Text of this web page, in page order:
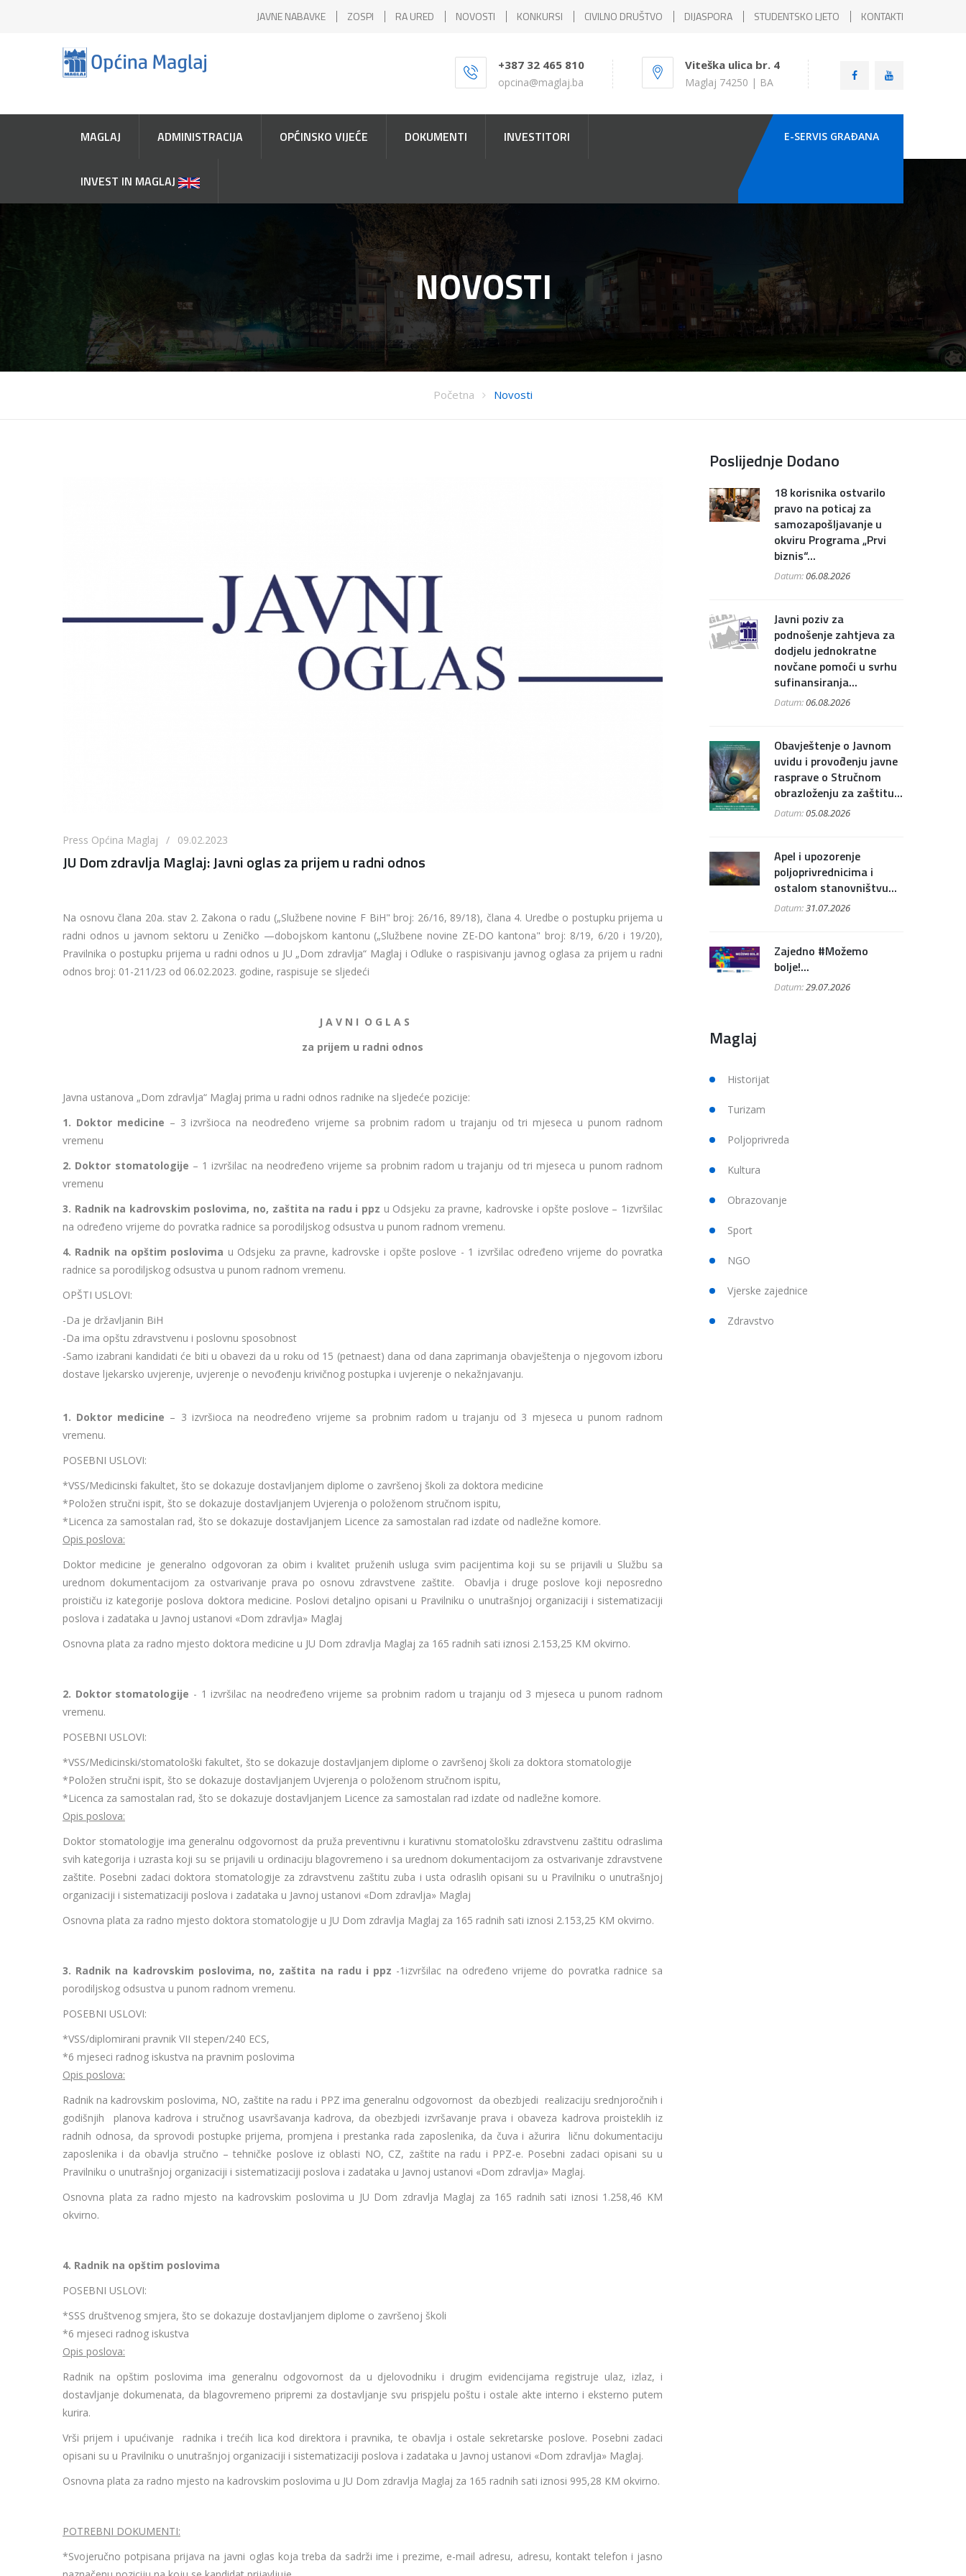
JAVNE NABAVKE ZOSPI RA URED NOVOSTI KONKURSI CIVILNO DRUŠTVO DIJASPORA STUDENTSKO LJETO KONTAKTI
+387 32 465 810
opcina@maglaj.ba
Viteška ulica br. 4
Maglaj 74250 | BA
MAGLAJ ADMINISTRACIJA OPĆINSKO VIJEĆE DOKUMENTI INVESTITORI
INVEST IN MAGLAJ
E-SERVIS GRAÐANA
NOVOSTI
Početna Novosti
Press Općina Maglaj / 09.02.2023
JU Dom zdravlja Maglaj: Javni oglas za prijem u radni odnos
Na osnovu člana 20a. stav 2. Zakona o radu („Službene novine F BiH" broj: 26/16, 89/18), člana 4. Uredbe o postupku prijema u
radni odnos u javnom sektoru u Zeničko —dobojskom kantonu („Službene novine ZE-DO kantona" broj: 8/19, 6/20 i 19/20),
Pravilnika o postupku prijema u radni odnos u JU „Dom zdravlja“ Maglaj i Odluke o raspisivanju javnog oglasa za prijem u radni
odnos broj: 01-211/23 od 06.02.2023. godine, raspisuje se sljedeći
J A V N I O G L A S
za prijem u radni odnos
Javna ustanova „Dom zdravlja“ Maglaj prima u radni odnos radnike na sljedeće pozicije:
1. Doktor medicine – 3 izvršioca na neodređeno vrijeme sa probnim radom u trajanju od tri mjeseca u punom radnom
vremenu
2. Doktor stomatologije – 1 izvršilac na neodređeno vrijeme sa probnim radom u trajanju od tri mjeseca u punom radnom
vremenu
3. Radnik na kadrovskim poslovima, no, zaštita na radu i ppz u Odsjeku za pravne, kadrovske i opšte poslove – 1izvršilac
na određeno vrijeme do povratka radnice sa porodiljskog odsustva u punom radnom vremenu.
4. Radnik na opštim poslovima u Odsjeku za pravne, kadrovske i opšte poslove - 1 izvršilac određeno vrijeme do povratka
radnice sa porodiljskog odsustva u punom radnom vremenu.
OPŠTI USLOVI:
-Da je državljanin BiH
-Da ima opštu zdravstvenu i poslovnu sposobnost
-Samo izabrani kandidati će biti u obavezi da u roku od 15 (petnaest) dana od dana zaprimanja obavještenja o njegovom izboru
dostave ljekarsko uvjerenje, uvjerenje o nevođenju krivičnog postupka i uvjerenje o nekažnjavanju.
1. Doktor medicine – 3 izvršioca na neodređeno vrijeme sa probnim radom u trajanju od 3 mjeseca u punom radnom
vremenu.
POSEBNI USLOVI:
*VSS/Medicinski fakultet, što se dokazuje dostavljanjem diplome o završenoj školi za doktora medicine
*Položen stručni ispit, što se dokazuje dostavljanjem Uvjerenja o položenom stručnom ispitu,
*Licenca za samostalan rad, što se dokazuje dostavljanjem Licence za samostalan rad izdate od nadležne komore.
Opis poslova:
Doktor medicine je generalno odgovoran za obim i kvalitet pruženih usluga svim pacijentima koji su se prijavili u Službu sa
urednom dokumentacijom za ostvarivanje prava po osnovu zdravstvene zaštite. Obavlja i druge poslove koji neposredno
proističu iz kategorije poslova doktora medicine. Poslovi detaljno opisani u Pravilniku o unutrašnjoj organizaciji i sistematizaciji
poslova i zadataka u Javnoj ustanovi «Dom zdravlja» Maglaj
Osnovna plata za radno mjesto doktora medicine u JU Dom zdravlja Maglaj za 165 radnih sati iznosi 2.153,25 KM okvirno.
2. Doktor stomatologije - 1 izvršilac na neodređeno vrijeme sa probnim radom u trajanju od 3 mjeseca u punom radnom
vremenu.
POSEBNI USLOVI:
*VSS/Medicinski/stomatološki fakultet, što se dokazuje dostavljanjem diplome o završenoj školi za doktora stomatologije
*Položen stručni ispit, što se dokazuje dostavljanjem Uvjerenja o položenom stručnom ispitu,
*Licenca za samostalan rad, što se dokazuje dostavljanjem Licence za samostalan rad izdate od nadležne komore.
Opis poslova:
Doktor stomatologije ima generalnu odgovornost da pruža preventivnu i kurativnu stomatološku zdravstvenu zaštitu odraslima
svih kategorija i uzrasta koji su se prijavili u ordinaciju blagovremeno i sa urednom dokumentacijom za ostvarivanje zdravstvene
zaštite. Posebni zadaci doktora stomatologije za zdravstvenu zaštitu zuba i usta odraslih opisani su u Pravilniku o unutrašnjoj
organizaciji i sistematizaciji poslova i zadataka u Javnoj ustanovi «Dom zdravlja» Maglaj
Osnovna plata za radno mjesto doktora stomatologije u JU Dom zdravlja Maglaj za 165 radnih sati iznosi 2.153,25 KM okvirno.
3. Radnik na kadrovskim poslovima, no, zaštita na radu i ppz -1izvršilac na određeno vrijeme do povratka radnice sa
porodiljskog odsustva u punom radnom vremenu.
POSEBNI USLOVI:
*VSS/diplomirani pravnik VII stepen/240 ECS,
*6 mjeseci radnog iskustva na pravnim poslovima
Opis poslova:
Radnik na kadrovskim poslovima, NO, zaštite na radu i PPZ ima generalnu odgovornost da obezbjedi realizaciju srednjoročnih i
godišnjih planova kadrova i stručnog usavršavanja kadrova, da obezbjedi izvršavanje prava i obaveza kadrova proisteklih iz
radnih odnosa, da sprovodi postupke prijema, promjena i prestanka rada zaposlenika, da čuva i ažurira ličnu dokumentaciju
zaposlenika i da obavlja stručno – tehničke poslove iz oblasti NO, CZ, zaštite na radu i PPZ-e. Posebni zadaci opisani su u
Pravilniku o unutrašnjoj organizaciji i sistematizaciji poslova i zadataka u Javnoj ustanovi «Dom zdravlja» Maglaj.
Osnovna plata za radno mjesto na kadrovskim poslovima u JU Dom zdravlja Maglaj za 165 radnih sati iznosi 1.258,46 KM
okvirno.
4. Radnik na opštim poslovima
POSEBNI USLOVI:
*SSS društvenog smjera, što se dokazuje dostavljanjem diplome o završenoj školi
*6 mjeseci radnog iskustva
Opis poslova:
Radnik na opštim poslovima ima generalnu odgovornost da u djelovodniku i drugim evidencijama registruje ulaz, izlaz, i
dostavljanje dokumenata, da blagovremeno pripremi za dostavljanje svu prispjelu poštu i ostale akte interno i eksterno putem
kurira.
Vrši prijem i upućivanje radnika i trećih lica kod direktora i pravnika, te obavlja i ostale sekretarske poslove. Posebni zadaci
opisani su u Pravilniku o unutrašnjoj organizaciji i sistematizaciji poslova i zadataka u Javnoj ustanovi «Dom zdravlja» Maglaj.
Osnovna plata za radno mjesto na kadrovskim poslovima u JU Dom zdravlja Maglaj za 165 radnih sati iznosi 995,28 KM okvirno.
POTREBNI DOKUMENTI:
*Svojeručno potpisana prijava na javni oglas koja treba da sadrži ime i prezime, e-mail adresu, adresu, kontakt telefon i jasno
Poslijednje Dodano
18 korisnika ostvarilo
pravo na poticaj za
samozapošljavanje u
okviru Programa „Prvi
biznis“...
Datum:06.08.2026
Javni poziv za
podnošenje zahtjeva za
dodjelu jednokratne
novčane pomoći u svrhu
sufinansiranja...
Datum:06.08.2026
Obavještenje o Javnom
uvidu i provođenju javne
rasprave o Stručnom
obrazloženju za zaštitu...
Datum:05.08.2026
Apel i upozorenje
poljoprivrednicima i
ostalom stanovništvu...
Datum:31.07.2026
Zajedno #Možemo
bolje!...
Datum:29.07.2026
Maglaj
Historijat
Turizam
Poljoprivreda
Kultura
Obrazovanje
Sport
NGO
Vjerske zajednice
Zdravstvo